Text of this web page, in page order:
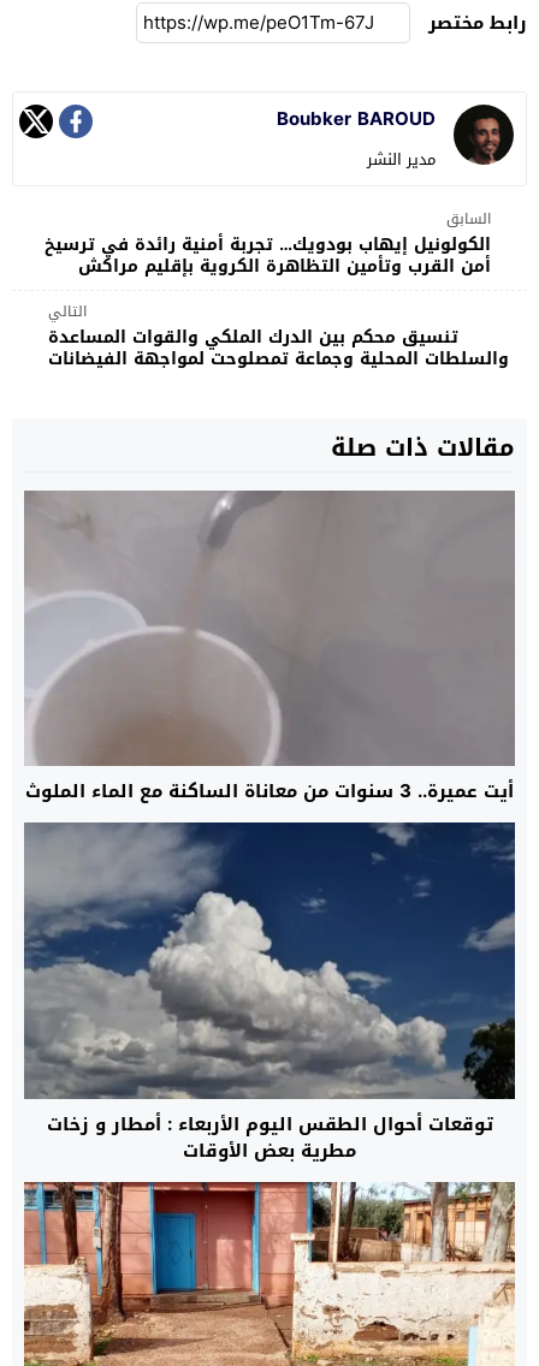
رابط مختصر
Boubker BAROUD
مدير النشر
السابق
الكولونيل إيهاب بودويك… تجربة أمنية رائدة في ترسيخ
أمن القرب وتأمين التظاهرة الكروية بإقليم مراكش
التالي
تنسيق محكم بين الدرك الملكي والقوات المساعدة
والسلطات المحلية وجماعة تمصلوحت لمواجهة الفيضانات
مقالات ذات صلة
أيت عميرة.. 3 سنوات من معاناة الساكنة مع الماء الملوث
توقعات أحوال الطقس اليوم الأربعاء : أمطار و زخات
مطرية بعض الأوقات